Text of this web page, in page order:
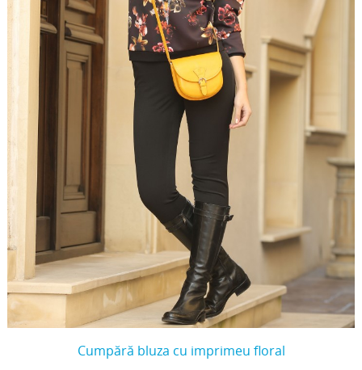
Cumpără bluza cu imprimeu floral